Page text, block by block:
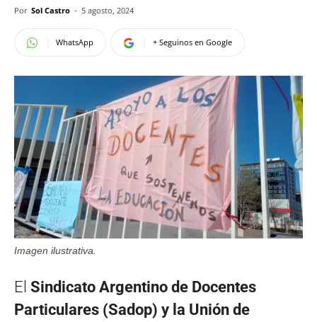
Por Sol Castro - 5 agosto, 2024
WhatsApp + Seguinos en Google
Imagen ilustrativa.
El Sindicato Argentino de Docentes
Particulares (Sadop) y la Unión de